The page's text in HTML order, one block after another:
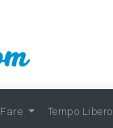
Fare Tempo Libero